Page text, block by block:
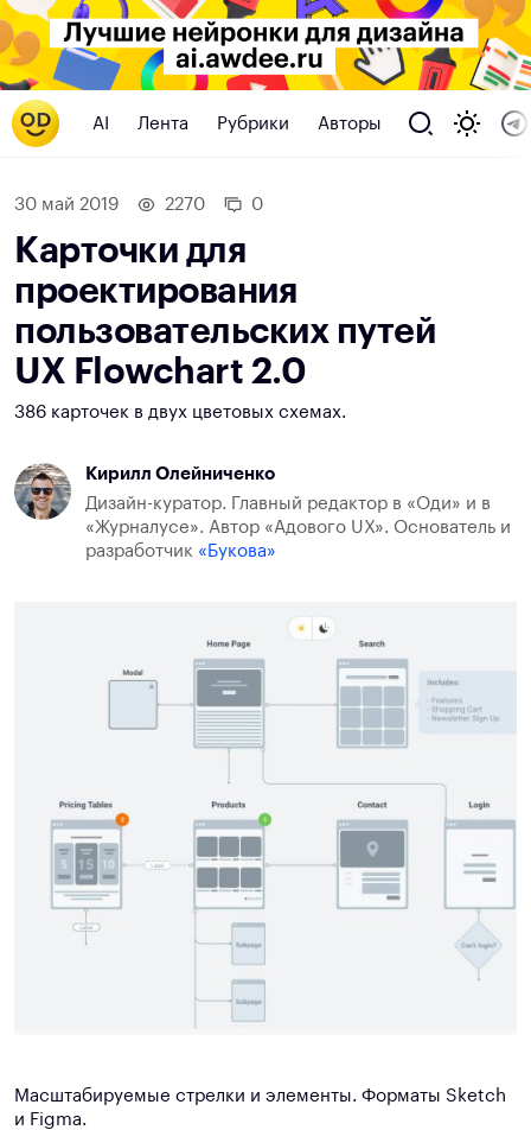
AI Лента Рубрики Авторы
30 май 2019 2270 0
Карточки для
проектирования
пользовательских путей
UX Flowchart 2.0
386 карточек в двух цветовых схемах.
Кирилл Олейниченко
Дизайн-куратор. Главный редактор в «Оди» и в
«Журналусе». Автор «Адового UX». Основатель и
разработчик «Букова»
Масштабируемые стрелки и элементы. Форматы Sketch
и Figma.